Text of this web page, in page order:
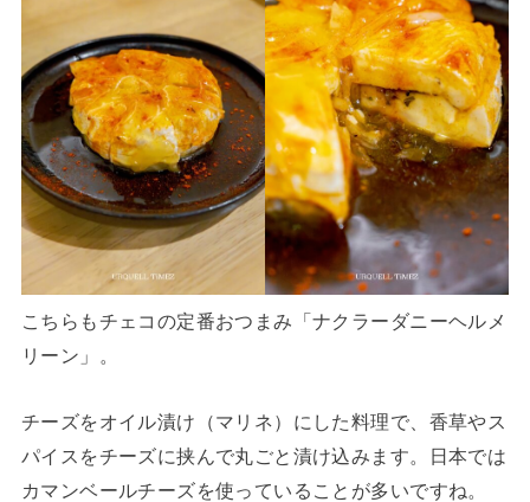
こちらもチェコの定番おつまみ「ナクラーダニーヘルメ
リーン」。
チーズをオイル漬け（マリネ）にした料理で、香草やス
パイスをチーズに挟んで丸ごと漬け込みます。日本では
カマンベールチーズを使っていることが多いですね。